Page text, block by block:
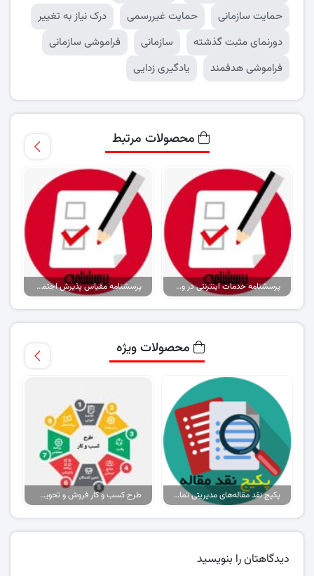
حمایت سازمانی
حمایت غیررسمی
درک نیاز به تغییر
دورنمای مثبت گذشته
سازمانی
فراموشی سازمانی
فراموشی هدفمند
یادگیری زدایی
محصولات مرتبط
پرسشنامه خدمات اینترنتی در ورزش پرسشنامه مقیاس پذیرش اجتماعی مارلو و کراون (۱۹۹۶)
محصولات ویژه
پکیج نقد مقاله‌های مدیریتی تمام گرایش‌ها طرح کسب و کار فروش و تحویل پیتزا در ایران
دیدگاهتان را بنویسید